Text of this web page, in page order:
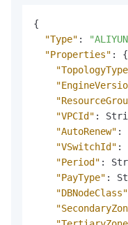
{
"Type" :
"Properties" :
{
"VPCId" :
"AutoRenew" :
"VSwitchId" :
"Period" :
"PayType" :
"DBNodeClass"